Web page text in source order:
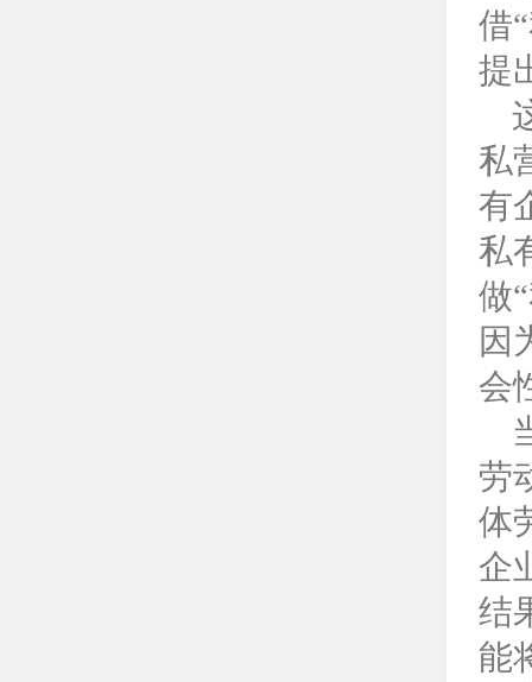
借“
提
私
有
私
做“
因
会
劳
体
企
结
能